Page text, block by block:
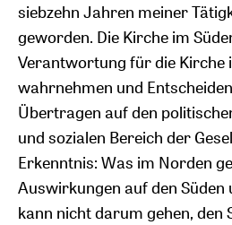
siebzehn Jahren meiner
geworden. Die Kirche im
Verantwortung für die Kirche
wahrnehmen und
Übertragen auf den
und sozialen Bereich der
Erkenntnis: Was im Norden
Auswirkungen auf den Süden
kann nicht darum gehen, den